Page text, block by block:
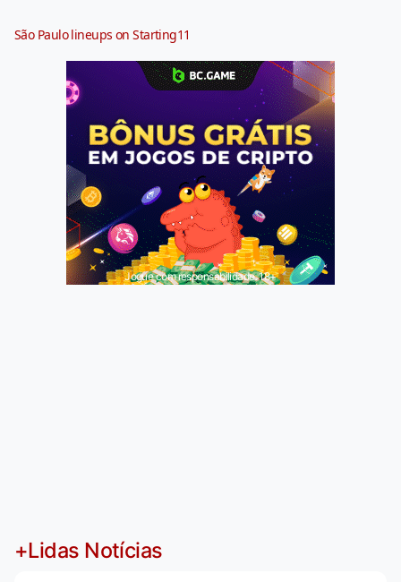
São Paulo lineups on Starting11
Jogue com responsabilidade. 18+
+Lidas Notícias